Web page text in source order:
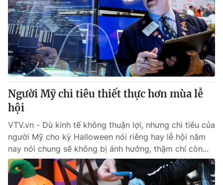
Người Mỹ chi tiêu thiết thực hơn mùa lễ
hội
VTV.vn - Dù kinh tế không thuận lợi, nhưng chi tiêu của
người Mỹ cho kỳ Halloween nói riêng hay lễ hội năm
nay nói chung sẽ không bị ảnh hưởng, thậm chí còn...